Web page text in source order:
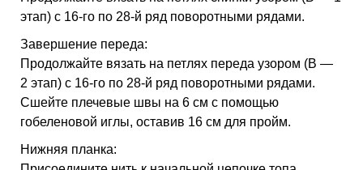
этап) с 16-го по 28-й ряд поворотными рядами.
Завершение переда:
Продолжайте вязать на петлях переда узором (B —
2 этап) с 16-го по 28-й ряд поворотными рядами.
Сшейте плечевые швы на 6 см с помощью
гобеленовой иглы, оставив 16 см для пройм.
Нижняя планка: